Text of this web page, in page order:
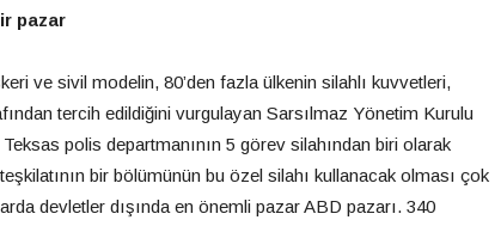
pazar
ve sivil modelin, 80’den fazla ülkenin silahlı kuvvetleri,
tercih edildiğini vurgulayan Sarsılmaz Yönetim Kurulu
polis departmanının 5 görev silahından biri olarak
bir bölümünün bu özel silahı kullanacak olması çok
devletler dışında en önemli pazar ABD pazarı. 340